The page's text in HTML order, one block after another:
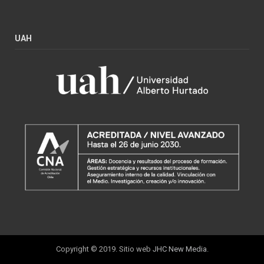
UAH
Copyright © 2019. Sitio web JHC New Media.